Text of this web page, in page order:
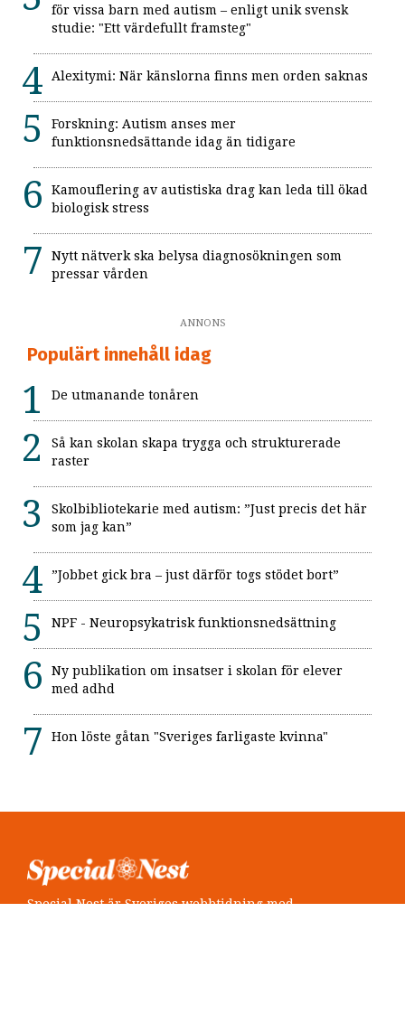
för vissa barn med autism – enligt unik svensk
studie: "Ett värdefullt framsteg"
Alexitymi: När känslorna finns men orden saknas
Forskning: Autism anses mer
funktionsnedsättande idag än tidigare
Kamouflering av autistiska drag kan leda till ökad
biologisk stress
Nytt nätverk ska belysa diagnosökningen som
pressar vården
ANNONS
Populärt innehåll idag
De utmanande tonåren
Så kan skolan skapa trygga och strukturerade
raster
Skolbibliotekarie med autism: ”Just precis det här
som jag kan”
”Jobbet gick bra – just därför togs stödet bort”
NPF - Neuropsykatrisk funktionsnedsättning
Ny publikation om insatser i skolan för elever
med adhd
Hon löste gåtan "Sveriges farligaste kvinna"
Special Nest är Sveriges webbtidning med